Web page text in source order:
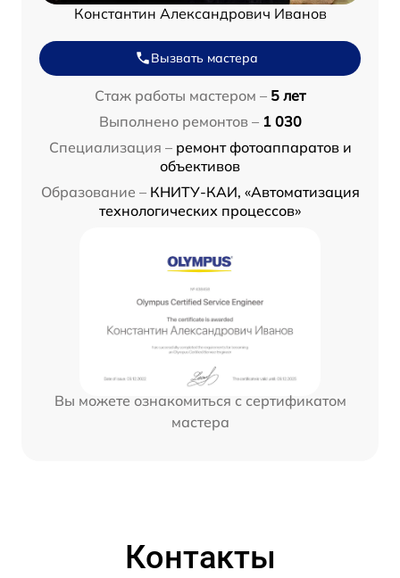
Константин Александрович Иванов
Вызвать мастера
Стаж работы мастером – 5 лет
Выполнено ремонтов – 1 030
Специализация – ремонт фотоаппаратов и
объективов
Образование – КНИТУ-КАИ, «Автоматизация
технологических процессов»
Вы можете ознакомиться с сертификатом
мастера
Контакты